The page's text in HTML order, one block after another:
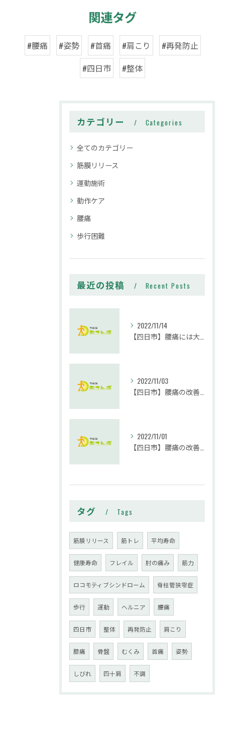
関連タグ
#腰痛 #姿勢 #首痛 #肩こり
#再発防止
#四日市
#整体
カテゴリー Categories
全てのカテゴリー
筋膜リリース
運動施術
動作ケア
腰痛
歩行困難
最近の投稿 Recent Posts
2022/11/14
2022/11/03
2022/11/01
タグ Tags
筋膜リリース 筋トレ 平均寿命
健康寿命 フレイル 肘の痛み 筋力
ロコモティブシンドローム 脊柱管狭窄症
歩行 運動 ヘルニア 腰痛
四日市 整体 再発防止 肩こり
膝痛 骨盤 むくみ 首痛 姿勢
しびれ 四十肩 不調